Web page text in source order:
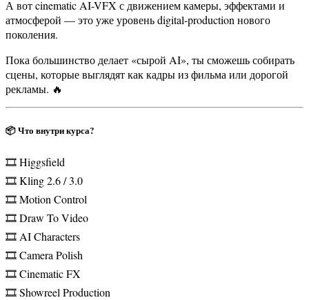
А вот cinematic AI-VFX с движением камеры, эффектами и
атмосферой — это уже уровень digital-production нового
поколения.
Пока большинство делает «сырой AI», ты сможешь собирать
сцены, которые выглядят как кадры из фильма или дорогой
рекламы. 🔥
📦 Что внутри курса?
🎞 Higgsfield
🎞 Kling 2.6 / 3.0
🎞 Motion Control
🎞 Draw To Video
🎞 AI Characters
🎞 Camera Polish
🎞 Cinematic FX
🎞 Showreel Production